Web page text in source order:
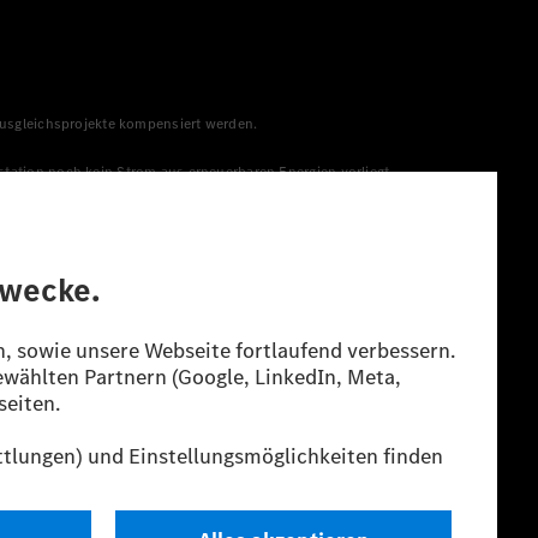
kompensiert werden.
noch kein Strom aus erneuerbaren Energien vorliegt,
angegebenen Spannweiten beziehen sich auf den
durch den Pkw, sondern auch vom Fahrstil und
ermittelt. Es liegen bislang weder bestätigte Werte von